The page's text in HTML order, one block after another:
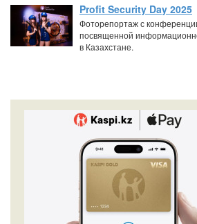
Profit Security Day 2025
Фоторепортаж с
посвященной
в Казахстане.